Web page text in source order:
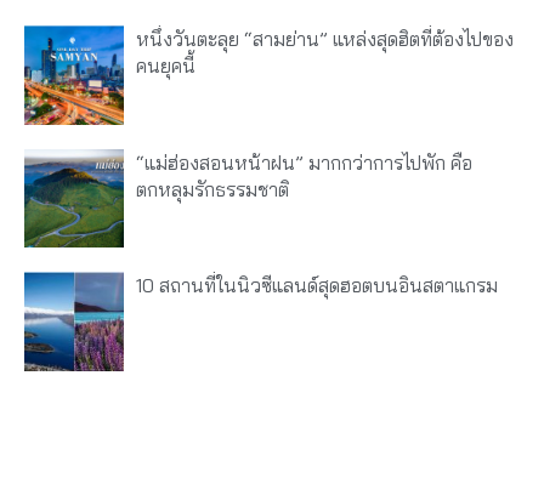
หนึ่งวันตะลุย “สามย่าน” แหล่งสุดฮิตที่ต้องไปของ
คนยุคนี้
“แม่ฮ่องสอนหน้าฝน” มากกว่าการไปพัก คือ
ตกหลุมรักธรรมชาติ
10 สถานที่ในนิวซีแลนด์สุดฮอตบนอินสตาแกรม